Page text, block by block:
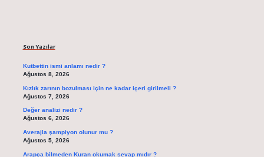
Son Yazılar
Kutbettin ismi anlamı nedir ?
Ağustos 8, 2026
Kızlık zarının bozulması için ne kadar içeri girilmeli ?
Ağustos 7, 2026
Değer analizi nedir ?
Ağustos 6, 2026
Averajla şampiyon olunur mu ?
Ağustos 5, 2026
Arapça bilmeden Kuran okumak sevap mıdır ?